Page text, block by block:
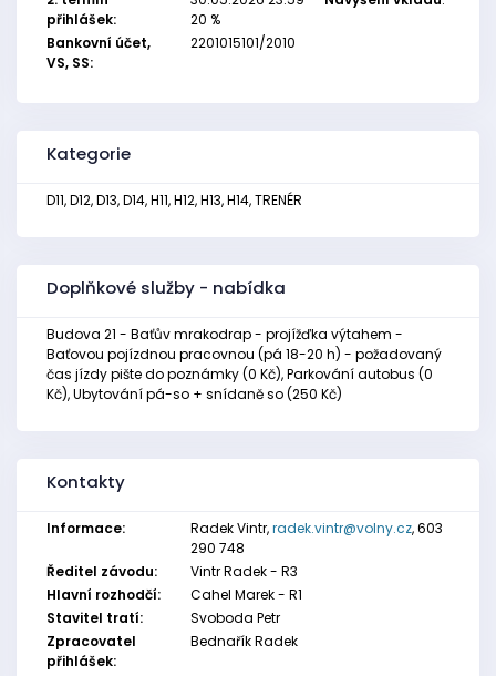
přihlášek:
20 %
Bankovní účet,
VS, SS:
2201015101/2010
Kategorie
D11, D12, D13, D14, H11, H12, H13, H14, TRENÉR
Doplňkové služby - nabídka
Budova 21 - Baťův mrakodrap - projížďka výtahem -
Baťovou pojízdnou pracovnou (pá 18-20 h) - požadovaný
čas jízdy pište do poznámky (0 Kč), Parkování autobus (0
Kč), Ubytování pá-so + snídaně so (250 Kč)
Kontakty
Informace: Radek Vintr,radek.vintr@volny.cz, 603
290 748
Ředitel závodu:
Vintr Radek - R3
Hlavní rozhodčí:
Cahel Marek - R1
Stavitel tratí:
Svoboda Petr
Zpracovatel
přihlášek:
Bednařík Radek